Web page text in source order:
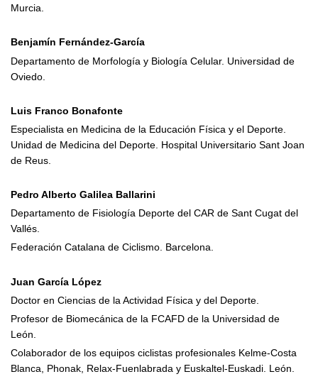
Murcia.
Benjamín Fernández-García
Departamento de Morfología y Biología Celular. Universidad de
Oviedo.
Luis Franco Bonafonte
Especialista en Medicina de la Educación Física y el Deporte.
Unidad de Medicina del Deporte. Hospital Universitario Sant Joan
de Reus.
Pedro Alberto Galilea Ballarini
Departamento de Fisiología Deporte del CAR de Sant Cugat del
Vallés.
Federación Catalana de Ciclismo. Barcelona.
Juan García López
Doctor en Ciencias de la Actividad Física y del Deporte.
Profesor de Biomecánica de la FCAFD de la Universidad de
León.
Colaborador de los equipos ciclistas profesionales Kelme-Costa
Blanca, Phonak, Relax-Fuenlabrada y Euskaltel-Euskadi. León.